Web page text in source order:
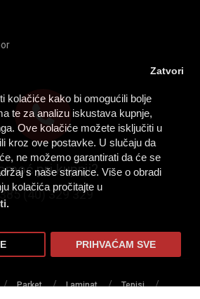
kolačiće kako bi omogućili bolje
te za analizu iskustava kupnje,
Ove kolačiće možete isključiti u
kroz ove postavke. U slučaju da
ne možemo garantirati da će se
s naše stranice. Više o obradi
kolačića pročitajte u
Zatvori
PRIHVAĆAM SVE
pri kupnji?
(40) 329 329
/ Parket / Laminat / Tepisi /